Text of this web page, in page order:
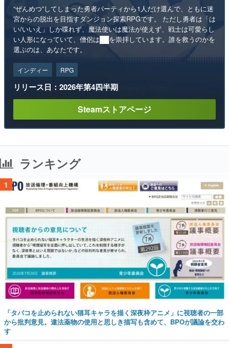
“ぜんめつ”してしまった勇者パーティから1人だけ選んで、ともに迷
宮からの脱出を目指すダンジョン探索RPGです。 ただし勇者は「は
い/いいえ」しか喋れず、魔法使いは魔法が使えず、戦士は可愛らし
い人形になっていて、僧侶は██を崇拝しています。誰を救うのかを
選ぶのは、あなたです。
インディー RPG
リリース日：2026年第4四半期
Steamストアページ
ランキング
1
「タバコを止められない猫耳キャラを描く深夜枠アニメ」に視聴者の一部
から批判意見。違法薬物の使用と思しき描写も含めて、BPOが議論を交わ
す